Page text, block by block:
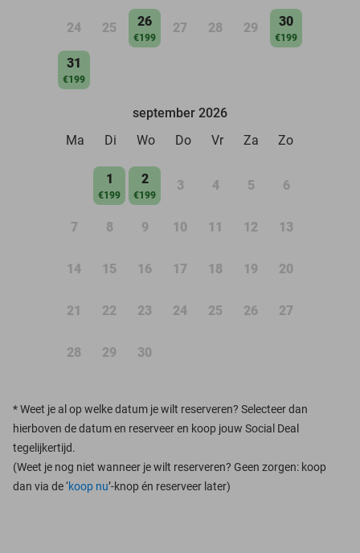
24 25 26
€199
27 28 29 30
€199
31
€199
september 2026
Ma
Di Wo Do Vr Za Zo
1
€199
2
€199
3 4 5 6
7 8 9 10 11 12 13
14 15 16 17 18 19 20
21 22 23 24 25 26 27
28 29 30
*Weet je al op welke datum je wilt reserveren? Selecteer dan
hierboven de datum en reserveer en koop jouw Social Deal
tegelijkertijd.
(Weet je nog niet wanneer je wilt reserveren? Geen zorgen: koop
dan via de ‘koop nu’-knop én reserveer later)